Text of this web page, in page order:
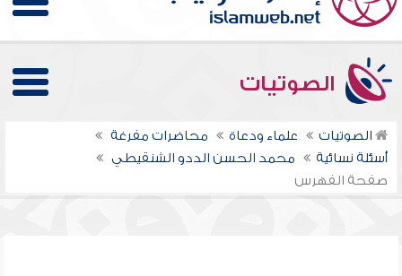
الصوتيات
الصوتيات علماء ودعاة
محاضرات مفرغة
أسئلة نسائية
محمد الحسن الددو الشنقيطي
صفحة الفهرس